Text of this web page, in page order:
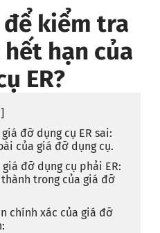
kiểm tra
hạn của
ER?
]
đỡ dụng cụ ER sai:
của giá đỡ dụng cụ.
đỡ dụng cụ phải ER:
trong của giá đỡ
chính xác của giá đỡ